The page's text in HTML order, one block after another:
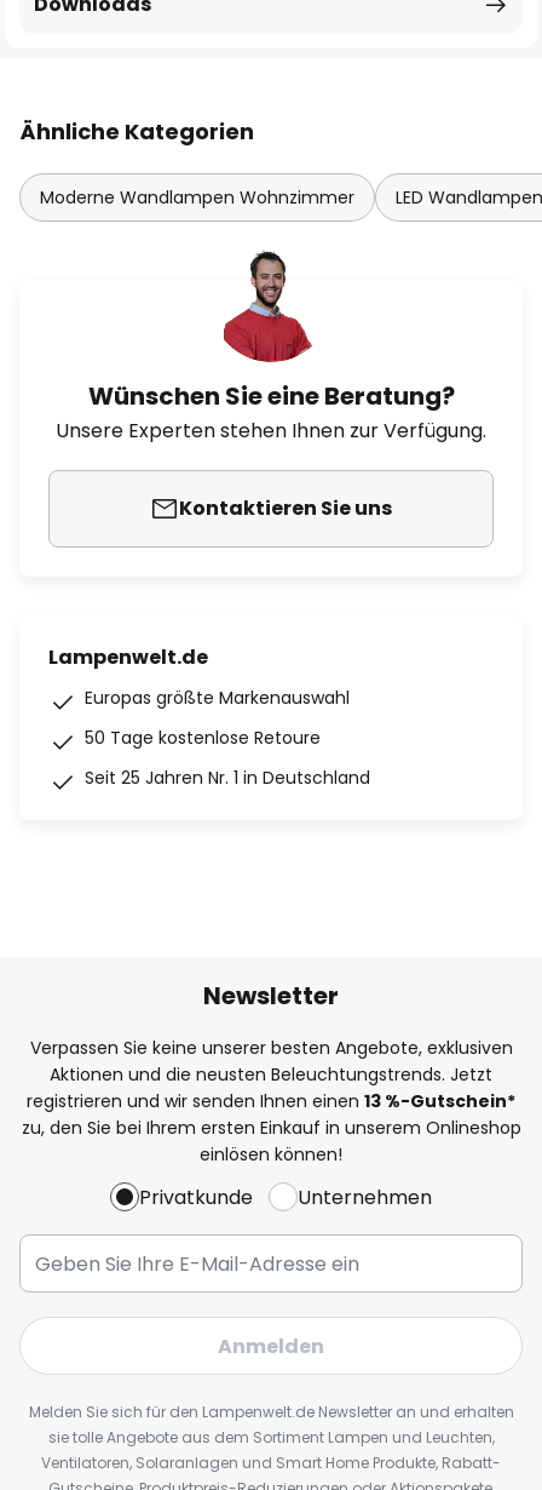
Ähnliche Kategorien
Moderne Wandlampen Wohnzimmer LED
Wünschen Sie eine Beratung?
Unsere Experten stehen Ihnen zur Verfügung.
Kontaktieren Sie uns
Lampenwelt.de
Europas größte Markenauswahl
50 Tage kostenlose Retoure
Seit 25 Jahren Nr. 1 in Deutschland
Newsletter
Verpassen Sie keine unserer besten Angebote, exklusiven
Aktionen und die neusten Beleuchtungstrends. Jetzt
registrieren und wir senden Ihnen einen 13 %-Gutschein*
zu, den Sie bei Ihrem ersten Einkauf in unserem Onlineshop
einlösen können!
Privatkunde Unternehmen
Anmelden
Melden Sie sich für den Lampenwelt.de Newsletter an und erhalten
sie tolle Angebote aus dem Sortiment Lampen und Leuchten,
Ventilatoren, Solaranlagen und Smart Home Produkte, Rabatt-